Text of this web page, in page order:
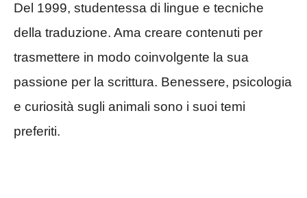
Del 1999, studentessa di lingue e tecniche
della traduzione. Ama creare contenuti per
trasmettere in modo coinvolgente la sua
passione per la scrittura. Benessere, psicologia
e curiosità sugli animali sono i suoi temi
preferiti.